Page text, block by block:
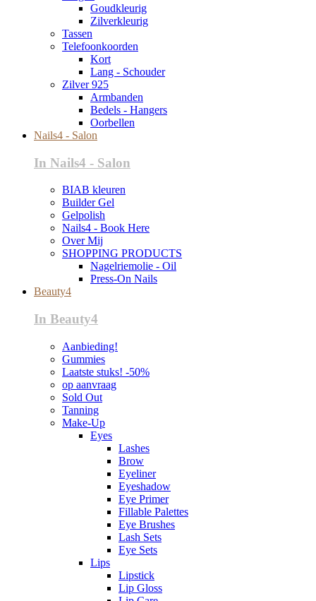
Goudkleurig
Zilverkleurig
Tassen
Telefoonkoorden
Kort
Lang - Schouder
Zilver 925
Armbanden
Bedels - Hangers
Oorbellen
Nails4 - Salon
In Nails4 - Salon
BIAB kleuren
Builder Gel
Gelpolish
Nails4 - Book Here
Over Mij
SHOPPING PRODUCTS
Nagelriemolie - Oil
Press-On Nails
Beauty4
In Beauty4
Aanbieding!
Gummies
Laatste stuks! -50%
op aanvraag
Sold Out
Tanning
Make-Up
Eyes
Lashes
Brow
Eyeliner
Eyeshadow
Eye Primer
Fillable Palettes
Eye Brushes
Lash Sets
Eye Sets
Lips
Lipstick
Lip Gloss